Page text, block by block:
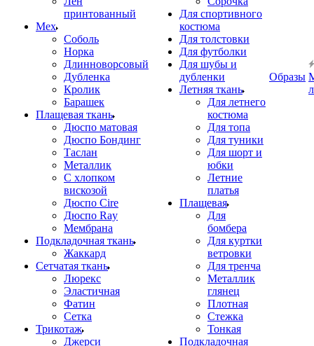
принтованный
Мех
Соболь
Норка
Длинноворсовый
Дубленка
Кролик
Барашек
Плащевая ткань
Дюспо матовая
Дюспо Бондинг
Таслан
Металлик
С хлопком
вискозой
Дюспо Cire
Дюспо Ray
Мембрана
Подкладочная ткань
Жаккард
Сетчатая ткань
Люрекс
Эластичная
Фатин
Сетка
Трикотаж
Джерси
Для спортивного
костюма
Для толстовки
Для футболки
Для шубы и
дубленки
Летняя ткань
Для летнего
костюма
Для топа
Для туники
Для шорт и
юбки
Летние
платья
Плащевая
Для
бомбера
Для куртки
ветровки
Для тренча
Металлик
глянец
Плотная
Стежка
Тонкая
Подкладочная
Образы